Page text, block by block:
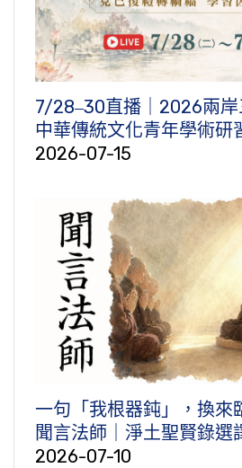
7/28‒30直播｜2026兩
中華傳統文化青年學術研
2026-07-15
一句「我根器鈍」，換來
聞言法師｜淨土聖賢錄選
2026-07-10